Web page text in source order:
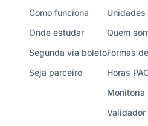
Como funciona
Onde estudar
Segunda via boleto
Seja parceiro
Unidades
Quem
Formas
Horas
Monitoria
Validador